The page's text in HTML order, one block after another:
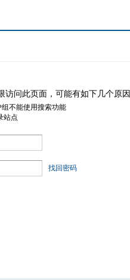
访问此页面，可能有如下几个原因
不能使用搜索功能
站点
找回密码